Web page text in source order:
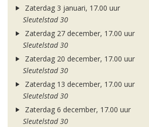
Zaterdag 3 januari, 17.00 uur
Sleutelstad 30
Zaterdag 27 december, 17.00 uur
Sleutelstad 30
Zaterdag 20 december, 17.00 uur
Sleutelstad 30
Zaterdag 13 december, 17.00 uur
Sleutelstad 30
Zaterdag 6 december, 17.00 uur
Sleutelstad 30